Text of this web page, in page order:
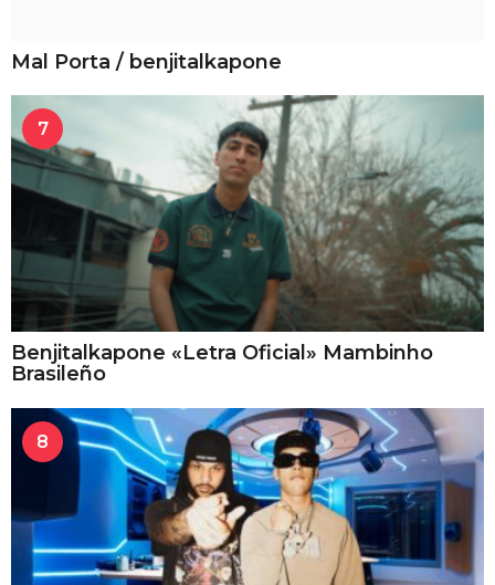
Mal Porta / benjitalkapone
7
Benjitalkapone «Letra Oficial» Mambinho
Brasileño
8